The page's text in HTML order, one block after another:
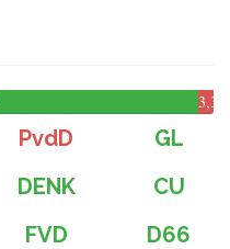
3,3
PvdD
GL
DENK
CU
FVD
D66